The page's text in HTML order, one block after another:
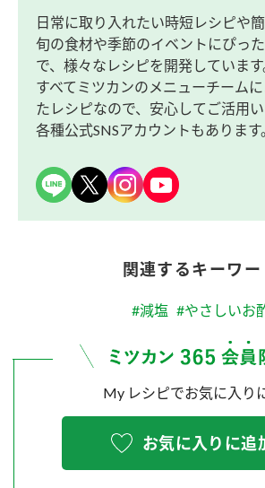
日常に取り入れたい時短レシピや簡
旬の食材や季節のイベントにぴっ
で、様々なレシピを開発しています
すべてミツカンのメニューチーム
たレシピなので、安心してご活用い
各種公式SNSアカウントもあります
関連するキーワー
#減塩 #やさしいお
My レシピでお気に入り
お気に入りに追